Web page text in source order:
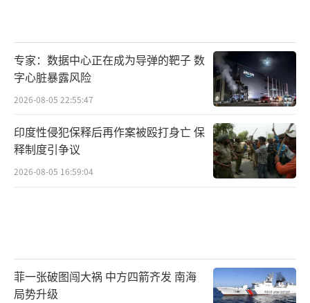
专家：数据中心正在成为导弹的靶子 数
字心脏暴露风险
2026-08-05 22:55:47
印度性侵犯保释后再作案被殴打身亡 保
释制度引争议
2026-08-05 16:59:04
菲一张破图闯大祸 中方四箭齐发 南海
局势升级